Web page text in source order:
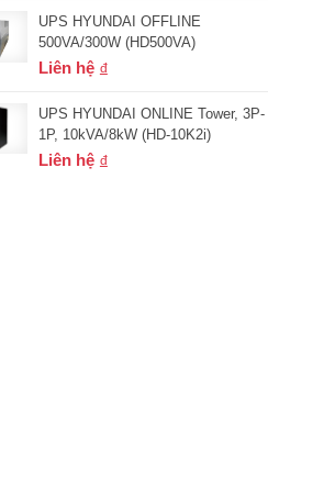
UPS HYUNDAI OFFLINE
500VA/300W (HD500VA)
Liên hệ
UPS HYUNDAI ONLINE Tower, 3P-
1P, 10kVA/8kW (HD-10K2i)
Liên hệ